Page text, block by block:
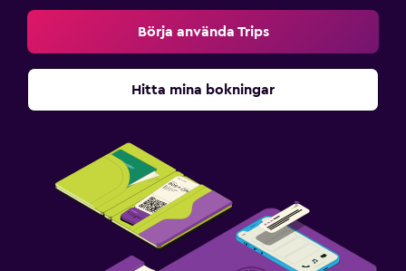
Börja använda Trips
Hitta mina bokningar